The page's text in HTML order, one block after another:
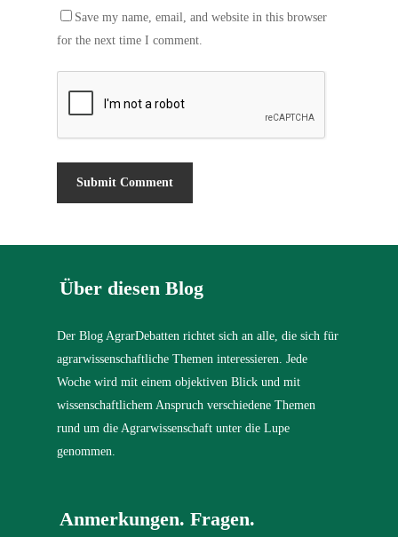
Save my name, email, and website in this browser
for the next time I comment.
Über diesen Blog
Der Blog AgrarDebatten richtet sich an alle, die sich für
agrarwissenschaftliche Themen interessieren. Jede
Woche wird mit einem objektiven Blick und mit
wissenschaftlichem Anspruch verschiedene Themen
rund um die Agrarwissenschaft unter die Lupe
genommen.
Anmerkungen. Fragen.